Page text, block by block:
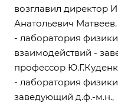
возглавил директор
Анатольевич
- лаборатория
взаимодействий -
профессор
- лаборатория
заведующий д.ф.-м.н.,